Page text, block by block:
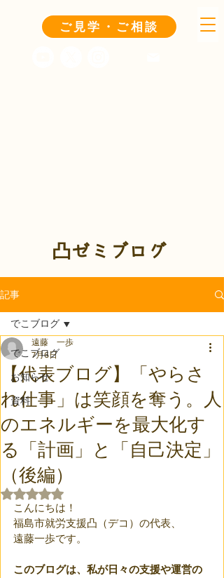
ご見学・ご相談
凸ゼミブログ
記事
でこブログ
お知らせ
資料
でこブログ
【代表ブログ】「やらさ
れ仕事」は笑顔を奪う。人
のエネルギーを最大化す
る「計画」と「自己決定」
（後編）
遠藤 一歩
7月6日
5つ星のうちNaNと評価されています。
こんにちは！
福島市就労支援凸（デコ）の代表、
遠藤一歩です。
このブログは、私が日々の支援や運営の